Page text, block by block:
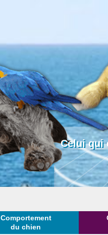
Celui qui
Comportement
du chien